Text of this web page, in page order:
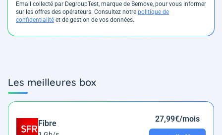
Email collecté par DegroupTest, marque de Bemove, pour vous informer
sur les offres des opérateurs. Consultez notre politique de
confidentialité et de gestion de vos données.
Les meilleures box
Fibre 27,99€/mois